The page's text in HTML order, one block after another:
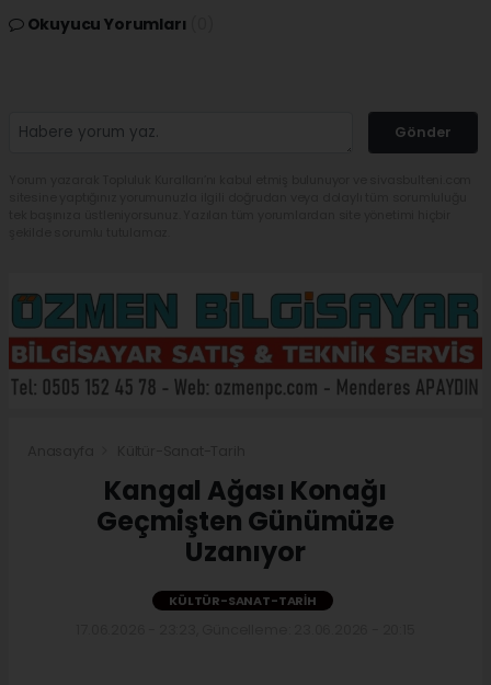
Okuyucu Yorumları
Gönder
Kangal Ağası Konağı
Geçmişten Günümüze
Uzanıyor
KÜLTÜR-SANAT-TARIH